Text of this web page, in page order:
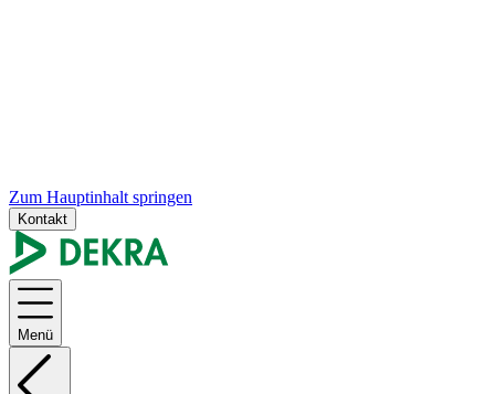
Zum Hauptinhalt springen
Kontakt
Menü